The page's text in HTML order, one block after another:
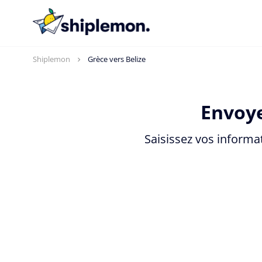
Shiplemon Grèce vers Belize
Saisissez vos